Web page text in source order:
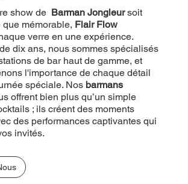
show de Barman Jongleursoit
mémorable, Flair Flow
verre en une expérience.
dix ans, nous sommes spécialisés
de bar haut de gamme, et
l'importance de chaque détail
spéciale. Nos barmans
offrent bien plus qu’un simple
; ils créent des moments
des performances captivantes qui
invités.